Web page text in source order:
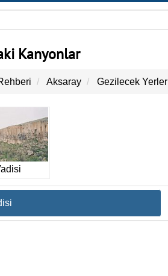
Kanyonlar
Aksaray Gezilecek Yerler